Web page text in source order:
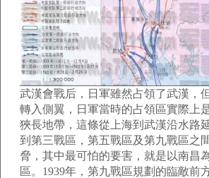
武漢會戰后，日軍雖然占領了武漢，
轉入側翼，日軍當時的占領區實際上
狹長地帶，這條從上海到武漢沿水路
到第三戰區，第五戰區及第九戰區之
脅，其中最可怕的要害，就是以南昌
區。1939年，第九戰區規劃的臨敵前